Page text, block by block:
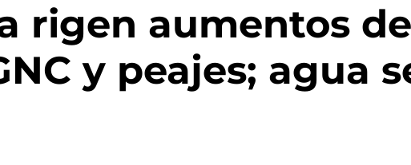
rigen aumentos de
y peajes; agua